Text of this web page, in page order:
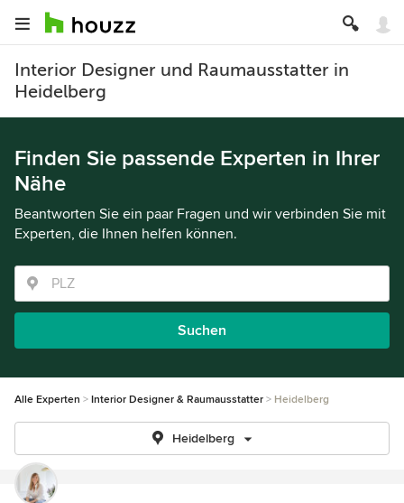
Interior Designer und Raumausstatter in
Heidelberg
Finden Sie passende Experten in Ihrer
Nähe
Beantworten Sie ein paar Fragen und wir verbinden Sie mit
Experten, die Ihnen helfen können.
Suchen
Alle Experten Interior Designer & Raumausstatter Heidelberg
Heidelberg